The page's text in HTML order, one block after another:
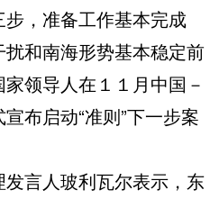
，准备工作基本完成
和南海形势基本稳定前
领导人在１１月中国－
布启动“准则”下一步案
言人玻利瓦尔表示，东